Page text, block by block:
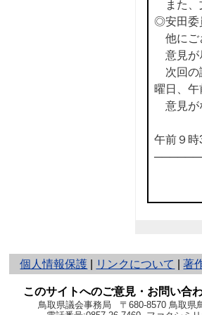
また、
◎安田委
他にご
意見が
次回の
曜日、午
意見が
午前９
個人情報保護
と
り
ネ
ッ
リンクについて |著
このサイトへのご意見・お問い合
鳥取県議会事務局
〒680-8570 鳥取県